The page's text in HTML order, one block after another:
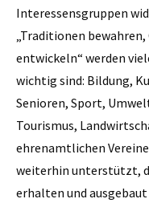
Interessensgruppen
„Traditionen
entwickeln“ werden
wichtig sind: Bildung,
Senioren, Sport,
Tourismus,
ehrenamtlichen
weiterhin unterstützt,
erhalten und